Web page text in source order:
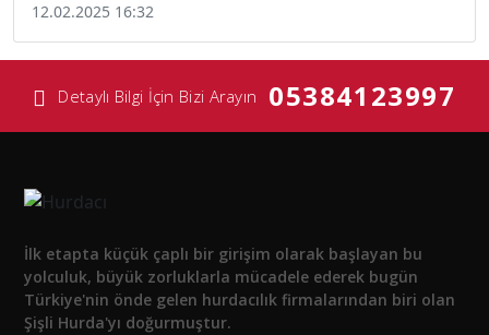
12.02.2025 16:32
Detaylı Bilgi İçin Bizi Arayın 05384123997
İlk etapta küçük çaplı bir girişim olarak başlayan bu
yolculuk, büyük zorluklarla mücadele ederek bugün
Türkiye'nin önde gelen hurdacılık firmalarından biri olan
Şişli Hurda'yı doğurmuştur.